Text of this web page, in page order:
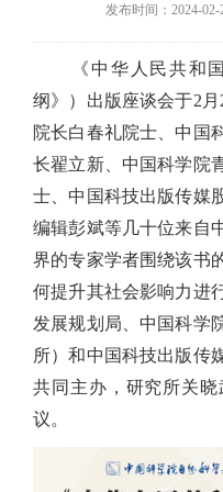
发布时间：2024-02-
《中华人民共和
纲》）出版座谈会于2 月
院长白春礼院士、中国
长翟立新、中国科学院
士、 中国科技出版传媒
编辑彭斌等几十位来自
界的专家学者围绕该书
何提升其社会影响力进
发展规划局、中国科学
所）和中国科技出版传
共同主办，研究所关
议。